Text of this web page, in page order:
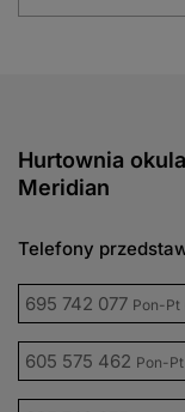
Hurtownia
Meridian
Telefony
695 742 077 Pon-Pt
605 575 462 Pon-